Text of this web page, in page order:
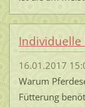
Individuelle
16.01.2017
Warum
Fütterung